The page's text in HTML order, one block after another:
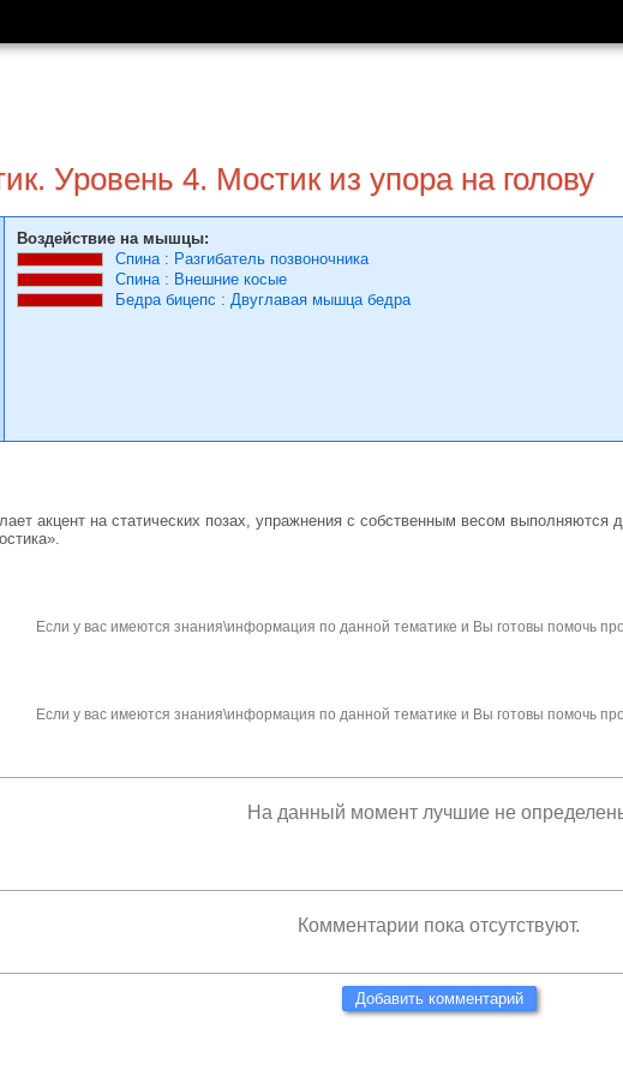
Уровень 4. Мостик из упора на голову
Воздействие на мышцы:
Спина: Разгибатель позвоночника
Спина: Внешние косые
Бедра бицепс : Двуглавая мышца бедра
акцент на статических позах, упражнения с собственным весом выполняются
Если у вас имеются знания\информация по данной тематике и Вы готовы помочь
Если у вас имеются знания\информация по данной тематике и Вы готовы помочь
На данный момент лучшие не
Комментарии пока отсутствуют.
Добавить комментарий